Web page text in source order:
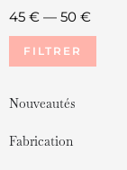
45 € — 50 €
FILTRER
Nouveautés
Fabrication